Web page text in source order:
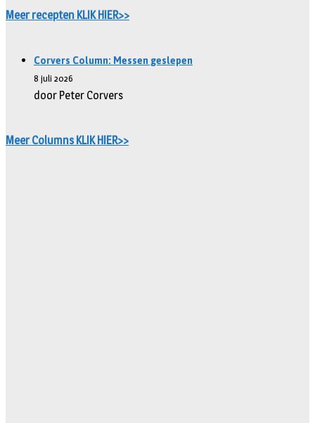
Meer recepten KLIK HIER>>
Corvers Column: Messen geslepen
8 juli 2026
door Peter Corvers
Meer Columns KLIK HIER>>